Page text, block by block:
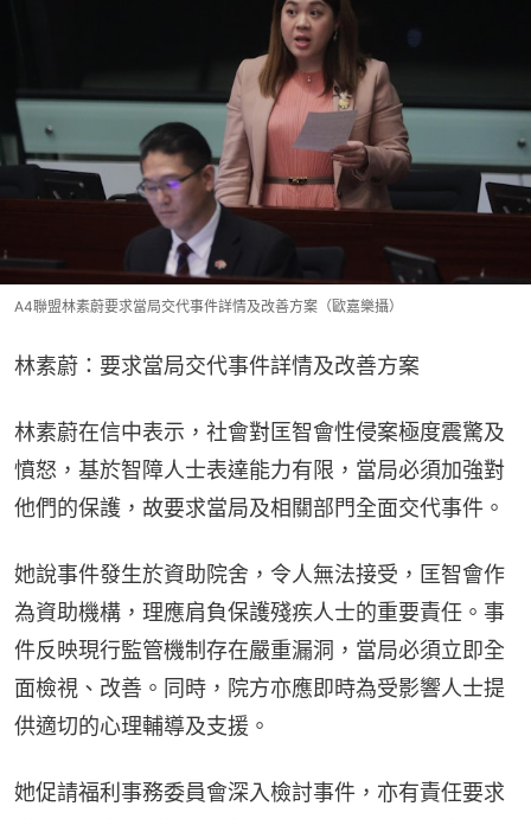
A4聯盟林素蔚要求當局交代事件詳情及改善方案（歐嘉樂攝）
林素蔚：要求當局交代事件詳情及改善方案
林素蔚在信中表示，社會對匡智會性侵案極度震驚及
憤怒，基於智障人士表達能力有限，當局必須加強對
他們的保護，故要求當局及相關部門全面交代事件。
她說事件發生於資助院舍，令人無法接受，匡智會作
為資助機構，理應肩負保護殘疾人士的重要責任。事
件反映現行監管機制存在嚴重漏洞，當局必須立即全
面檢視、改善。同時，院方亦應即時為受影響人士提
供適切的心理輔導及支援。
她促請福利事務委員會深入檢討事件，亦有責任要求